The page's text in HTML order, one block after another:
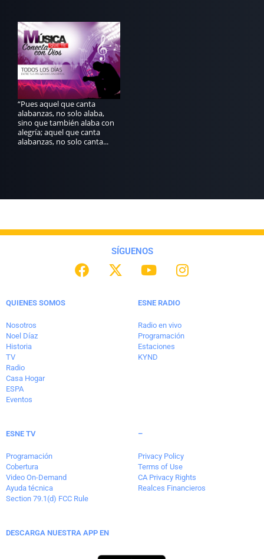
“Pues aquel que canta
alabanzas, no solo alaba,
sino que también alaba con
alegría; aquel que canta
alabanzas, no solo canta...
SÍGUENOS
QUIENES SOMOS
Nosotros
Noel Díaz
Historia
TV
Radio
Casa Hogar
ESPA
Eventos
ESNE RADIO
Radio en vivo
Programación
Estaciones
KYND
ESNE TV
Programación
Cobertura
Video On-Demand
Ayuda técnica
Section 79.1(d) FCC Rule
–
Privacy Policy
Terms of Use
CA Privacy Rights
Realces Financieros
DESCARGA NUESTRA APP EN